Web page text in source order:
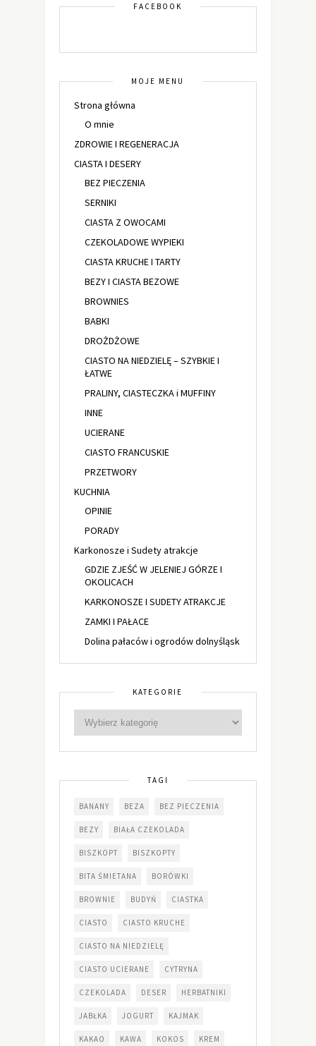
FACEBOOK
MOJE MENU
Strona główna
O mnie
ZDROWIE I REGENERACJA
CIASTA I DESERY
BEZ PIECZENIA
SERNIKI
CIASTA Z OWOCAMI
CZEKOLADOWE WYPIEKI
CIASTA KRUCHE I TARTY
BEZY I CIASTA BEZOWE
BROWNIES
BABKI
DROŻDŻOWE
CIASTO NA NIEDZIELĘ – SZYBKIE I
ŁATWE
PRALINY, CIASTECZKA i MUFFINY
INNE
UCIERANE
CIASTO FRANCUSKIE
PRZETWORY
KUCHNIA
OPINIE
PORADY
Karkonosze i Sudety atrakcje
GDZIE ZJEŚĆ W JELENIEJ GÓRZE I
OKOLICACH
KARKONOSZE I SUDETY ATRAKCJE
ZAMKI I PAŁACE
Dolina pałaców i ogrodów dolnyśląsk
KATEGORIE
TAGI
BANANY BEZA BEZ PIECZENIA
BEZY BIAŁA CZEKOLADA
BISZKOPT BISZKOPTY
BITA ŚMIETANA BORÓWKI
BROWNIE BUDYŃ CIASTKA
CIASTO CIASTO KRUCHE
CIASTO NA NIEDZIELĘ
CIASTO UCIERANE CYTRYNA
CZEKOLADA DESER HERBATNIKI
JABŁKA JOGURT KAJMAK
KAKAO KAWA KOKOS KREM